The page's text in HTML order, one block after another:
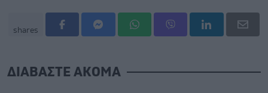
shares
ΔΙΑΒΑΣΤΕ ΑΚΟΜΑ